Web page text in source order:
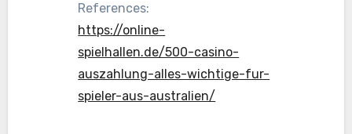
References:
https://online-
spielhallen.de/500-casino-
auszahlung-alles-wichtige-fur-
spieler-aus-australien/